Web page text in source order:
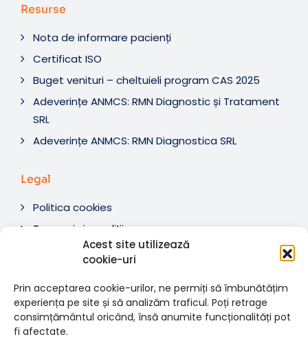
Acest site utilizează
cookie-uri
Prin acceptarea cookie-urilor, ne permiți să îmbunătățim
experiența pe site și să analizăm traficul. Poți retrage
consimțământul oricând, însă anumite funcționalități pot
fi afectate.
Resurse
Nota de informare pacienți
Certificat ISO
Buget venituri – cheltuieli program CAS 2025
Adeverințe ANMCS: RMN Diagnostic și Tratament
SRL
Adeverințe ANMCS: RMN Diagnostica SRL
Legal
Politica cookies
Termeni si condiții
Soluționare litigii